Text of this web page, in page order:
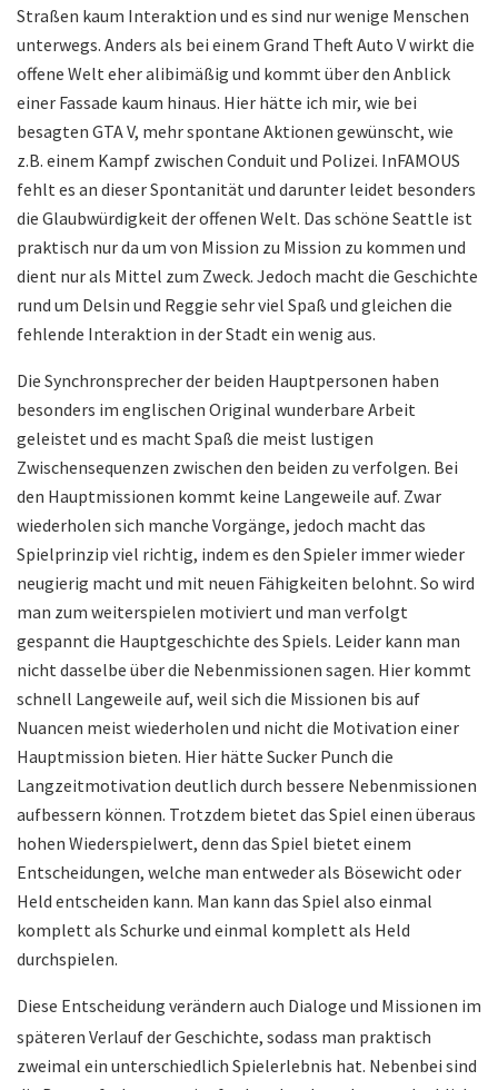
Straßen kaum Interaktion und es sind nur wenige Menschen
unterwegs. Anders als bei einem Grand Theft Auto V wirkt die
offene Welt eher alibimäßig und kommt über den Anblick
einer Fassade kaum hinaus. Hier hätte ich mir, wie bei
besagten GTA V, mehr spontane Aktionen gewünscht, wie
z.B. einem Kampf zwischen Conduit und Polizei. InFAMOUS
fehlt es an dieser Spontanität und darunter leidet besonders
die Glaubwürdigkeit der offenen Welt. Das schöne Seattle ist
praktisch nur da um von Mission zu Mission zu kommen und
dient nur als Mittel zum Zweck. Jedoch macht die Geschichte
rund um Delsin und Reggie sehr viel Spaß und gleichen die
fehlende Interaktion in der Stadt ein wenig aus.
Die Synchronsprecher der beiden Hauptpersonen haben
besonders im englischen Original wunderbare Arbeit
geleistet und es macht Spaß die meist lustigen
Zwischensequenzen zwischen den beiden zu verfolgen. Bei
den Hauptmissionen kommt keine Langeweile auf. Zwar
wiederholen sich manche Vorgänge, jedoch macht das
Spielprinzip viel richtig, indem es den Spieler immer wieder
neugierig macht und mit neuen Fähigkeiten belohnt. So wird
man zum weiterspielen motiviert und man verfolgt
gespannt die Hauptgeschichte des Spiels. Leider kann man
nicht dasselbe über die Nebenmissionen sagen. Hier kommt
schnell Langeweile auf, weil sich die Missionen bis auf
Nuancen meist wiederholen und nicht die Motivation einer
Hauptmission bieten. Hier hätte Sucker Punch die
Langzeitmotivation deutlich durch bessere Nebenmissionen
aufbessern können. Trotzdem bietet das Spiel einen überaus
hohen Wiederspielwert, denn das Spiel bietet einem
Entscheidungen, welche man entweder als Bösewicht oder
Held entscheiden kann. Man kann das Spiel also einmal
komplett als Schurke und einmal komplett als Held
durchspielen.
Diese Entscheidung verändern auch Dialoge und Missionen im
späteren Verlauf der Geschichte, sodass man praktisch
zweimal ein unterschiedlich Spielerlebnis hat. Nebenbei sind